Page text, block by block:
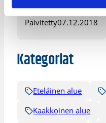
Päivitetty07.12.2018
Kategoriat
Eteläinen alue
Kaakkoinen alue